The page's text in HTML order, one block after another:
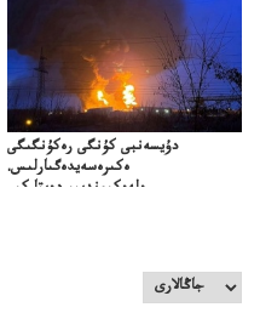
دۇيسەنبى كۇنگى رەكۇنگىگى
ەكىرەسەيدەگىارلىس.
ەلەەكىوندىبىردەيتا كىم